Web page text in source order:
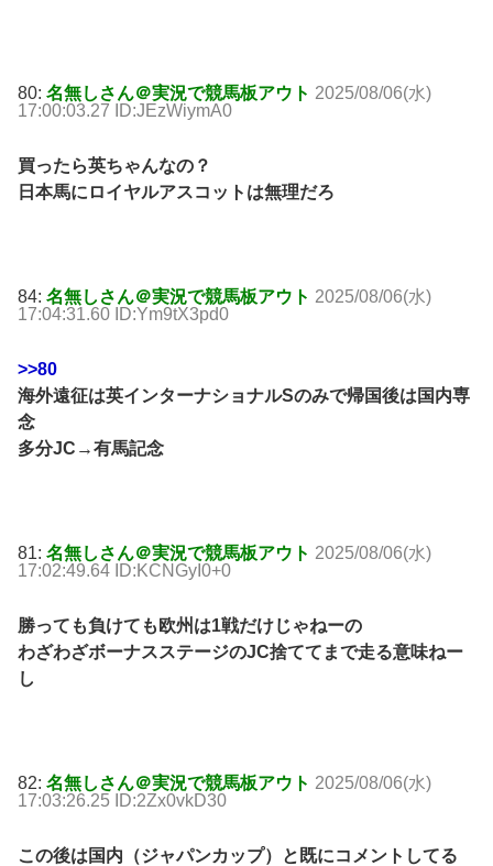
80: 名無しさん＠実況で競馬板アウト 2025/08/06(水)
17:00:03.27 ID:JEzWiymA0
買ったら英ちゃんなの？
日本馬にロイヤルアスコットは無理だろ
84: 名無しさん＠実況で競馬板アウト 2025/08/06(水)
17:04:31.60 ID:Ym9tX3pd0
>>80
海外遠征は英インターナショナルSのみで帰国後は国内専
念
多分JC→有馬記念
81: 名無しさん＠実況で競馬板アウト 2025/08/06(水)
17:02:49.64 ID:KCNGyI0+0
勝っても負けても欧州は1戦だけじゃねーの
わざわざボーナスステージのJC捨ててまで走る意味ねー
し
82: 名無しさん＠実況で競馬板アウト 2025/08/06(水)
17:03:26.25 ID:2Zx0vkD30
この後は国内（ジャパンカップ）と既にコメントしてる